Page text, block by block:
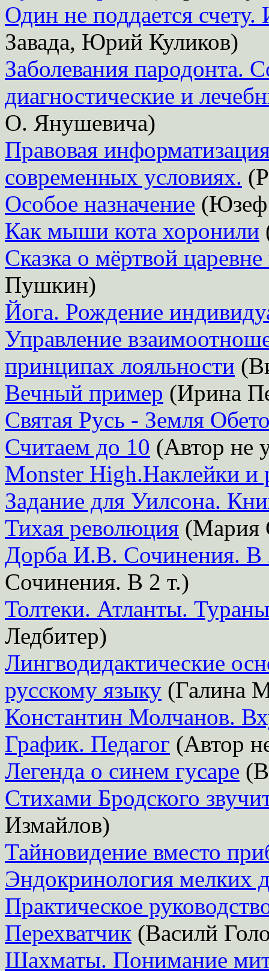
Один не поддается
Завада, Юрий Куликов)
Заболевания пародонта.
диагностические и
О. Янушевича)
Правовая
современных условиях.
Особое назначение (Юзеф
Как мыши кота хоронили
Сказка о мёртвой
Пушкин)
Йога. Рождение
Управление
принципах лояльности
Вечный пример (Ирина
Святая Русь - Земля
Считаем до 10 (Автор не
Monster High.Наклейки и
Задание для Уилсона.
Тихая революция (Мария
Дорба И.В. Сочинения.
Сочинения. В 2 т.)
Толтеки. Атланты.
Ледбитер)
Лингводидактические
русскому языку (Галина
Константин Молчанов.
График. Педагог (Автор
Легенда о синем гусаре
Стихами Бродского
Измайлов)
Тайновидение вместо
Эндокринология
Практическое
Перехватчик (Василй
Шахматы. Понимание